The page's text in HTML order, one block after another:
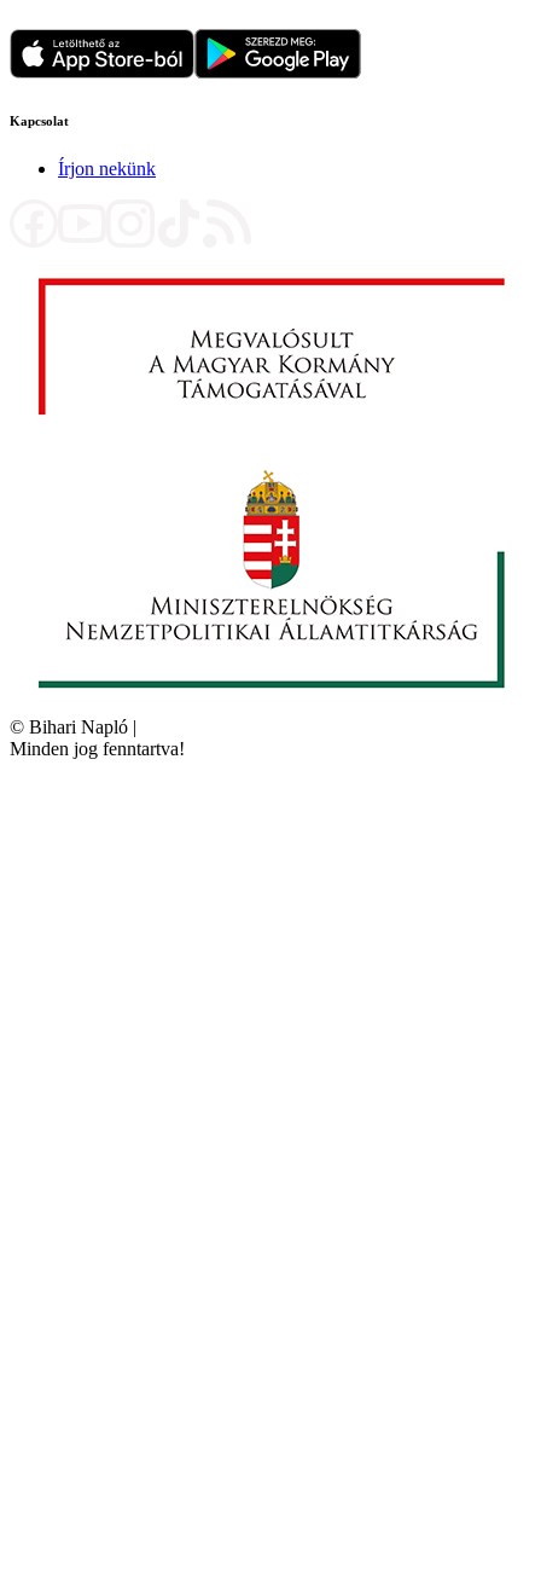
Kapcsolat
Írjon nekünk
© Bihari Napló |
Minden jog fenntartva!